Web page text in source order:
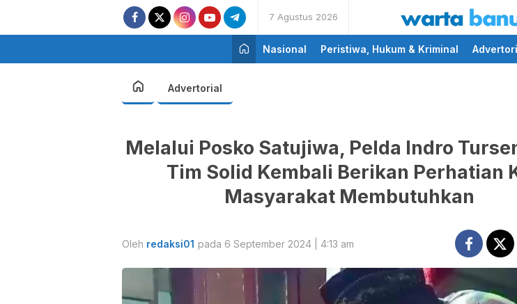
7 Agustus 2026
wartabanua.com
memberikan informasi
yang cerdas dan fakta
Nasional Peristiwa, Hukum & Kriminal
Advertorial
Melalui Posko Satujiwa, Pelda Indro
Tim Solid Kembali Berikan Perhatian
Masyarakat Membutuhkan
Oleh redaksi01 pada 6 September 2024 | 4:13 am